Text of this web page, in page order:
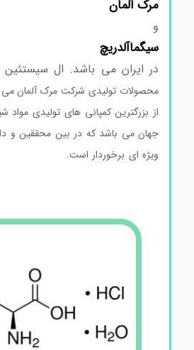
مرکآلمان
سیگماآلدریچ
در ایران می باشد. ال سیستئین
محصولات تولیدی شرکت مرک آلمان می
از بزرگترین کمپانی های تولیدی مواد
جهان می باشد که در بین محققین و
ویژه ای برخوردار است.ال سیستئین